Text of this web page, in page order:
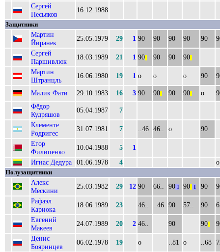
Сергей
Песьяков
16.12.1988
Защитники
Мартин
Йиранек
25.05.1979 29 1 90 90 90 90 90
Сергей
Паршивлюк
18.03.1989 21 1 90 90 90 90
Мартин
Штранцль
16.06.1980 19 1 о о о 90
Малик Фати 29.10.1983 16 3 90 90 90 90 о
Фёдор
Кудряшов
05.04.1987
7
Клементе
Родригес
31.07.1981 7 ..46 46.. о
90
Егор
Филипенко
10.04.1988 5
1
Игнас Дедура
01.06.1978 4 о
Полузащитники
Алекс
Мескини
25.03.1982 29 12 90 66.. 90 1 90 1 90
Рафаэл
Кариока
18.06.1989 23 46.. ..46 90 57.. 90
Евгений
Макеев
24.07.1989 20 2 46.. 90 90
Денис
Бояринцев
06.02.1978 19 о ..81 о ..68